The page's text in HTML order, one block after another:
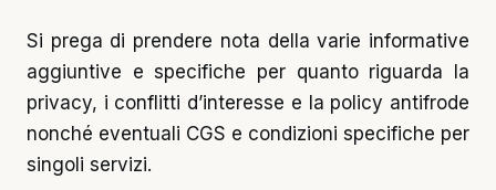
Si prega di prendere nota della varie informative
aggiuntive e specifiche per quanto riguarda la
privacy, i conflitti d’interesse e la policy antifrode
nonché eventuali CGS e condizioni specifiche per
singoli servizi.